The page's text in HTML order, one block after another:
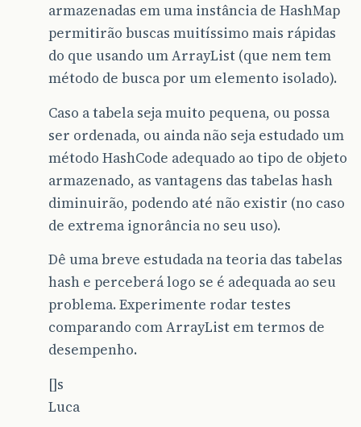
armazenadas em uma instância de HashMap
permitirão buscas muitíssimo mais rápidas
do que usando um ArrayList (que nem tem
método de busca por um elemento isolado).
Caso a tabela seja muito pequena, ou possa
ser ordenada, ou ainda não seja estudado um
método HashCode adequado ao tipo de objeto
armazenado, as vantagens das tabelas hash
diminuirão, podendo até não existir (no caso
de extrema ignorância no seu uso).
Dê uma breve estudada na teoria das tabelas
hash e perceberá logo se é adequada ao seu
problema. Experimente rodar testes
comparando com ArrayList em termos de
desempenho.
[]s
Luca